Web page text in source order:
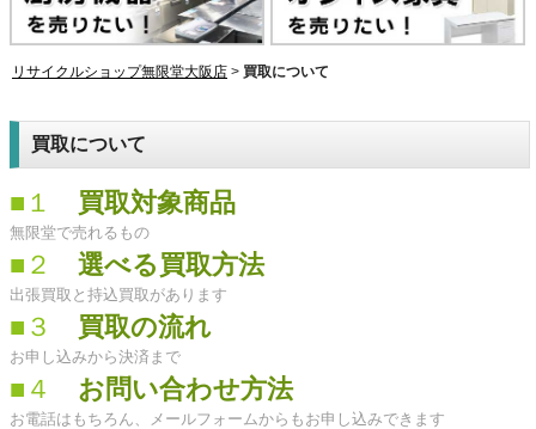
リサイクルショップ無限堂大阪店 > 買取について
買取について
■１ 買取対象商品
無限堂で売れるもの
■２ 選べる買取方法
出張買取と持込買取があります
■３ 買取の流れ
お申し込みから決済まで
■４ お問い合わせ方法
お電話はもちろん、メールフォームからもお申し込みできます